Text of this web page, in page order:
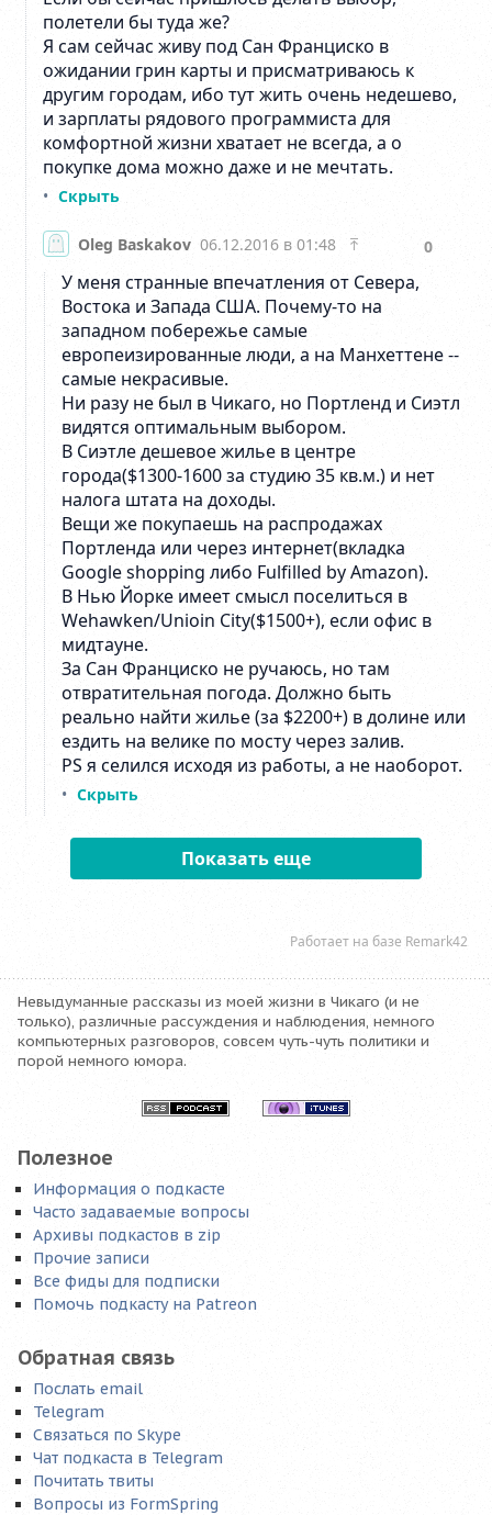
Невыдуманные рассказы из моей жизни в Чикаго (и не
только), различные рассуждения и наблюдения, немного
компьютерных разговоров, совсем чуть-чуть политики и
порой немного юмора.
Полезное
Информация о подкасте
Часто задаваемые вопросы
Архивы подкастов в zip
Прочие записи
Все фиды для подписки
Помочь подкасту на Patreon
Обратная связь
Послать email
Telegram
Связаться по Skype
Чат подкаста в Telegram
Почитать твиты
Вопросы из FormSpring